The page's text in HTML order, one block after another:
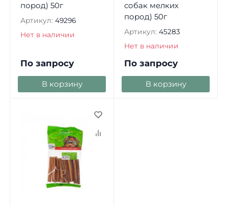
пород) 50г
Артикул: 49296
Нет в наличии
По запросу
В корзину
собак мелких
пород) 50г
Артикул: 45283
Нет в наличии
По запросу
В корзину